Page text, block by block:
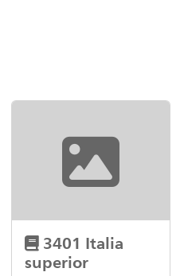
3401 Italia
superior